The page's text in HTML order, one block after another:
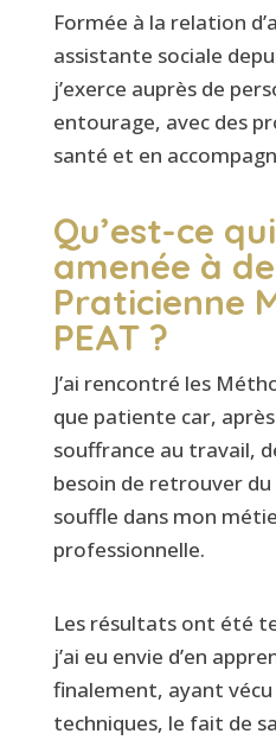
Formée à la relation
assistante sociale
j’exerce auprès de
entourage, avec des
santé et en
Qu’est-ce
amenée à
Praticienne
PEAT ?
J’ai rencontré les
que patiente car,
souffrance au travail,
besoin de retrouver
souffle dans mon
professionnelle.
Les résultats ont été
j’ai eu envie d’en
finalement, ayant vécu
techniques, le fait de